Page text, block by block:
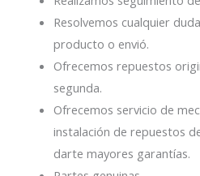
Resolvemos cualquier
producto o envió.
Ofrecemos repuestos
segunda.
Ofrecemos servicio de
instalación de repuestos
darte mayores garantías.